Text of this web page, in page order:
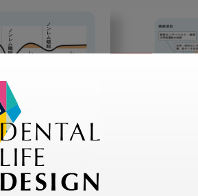
臨床情報
無呼吸
療のための睡眠